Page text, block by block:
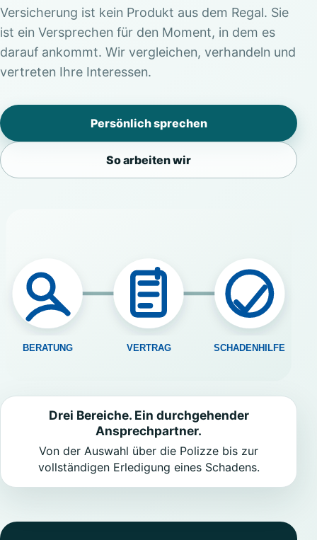
Versicherung ist kein Produkt aus dem Regal. Sie
ist ein Versprechen für den Moment, in dem es
darauf ankommt. Wir vergleichen, verhandeln und
vertreten Ihre Interessen.
Persönlich sprechen
So arbeiten wir
Drei Bereiche. Ein durchgehender
Ansprechpartner.
Von der Auswahl über die Polizze bis zur
vollständigen Erledigung eines Schadens.